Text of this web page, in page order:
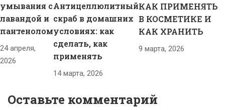
умывания с
лавандой и
пантенолом
24 апреля,
2026
Антицеллюлитный
скраб в домашних
условиях: как
сделать, как
применять
14 марта, 2026
КАК ПРИМЕНЯТЬ
В КОСМЕТИКЕ И
КАК ХРАНИТЬ
9 марта, 2026
Оставьте комментарий